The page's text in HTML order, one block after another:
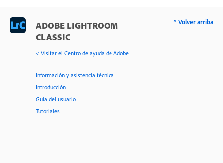
ADOBE LIGHTROOM
CLASSIC
< Visitar el Centro de ayuda de Adobe
Información y asistencia técnica
Introducción
Guía del usuario
Tutoriales
^ Volver arriba